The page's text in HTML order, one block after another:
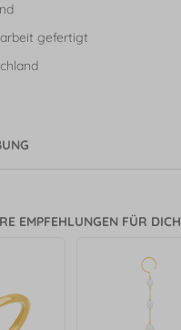
gefertigt
EMPFEHLUNGEN FÜR DICH